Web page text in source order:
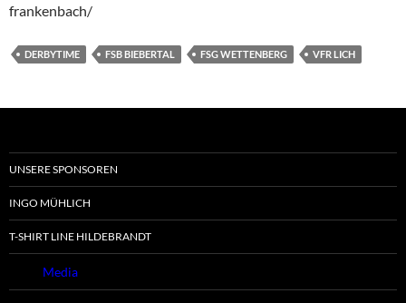
frankenbach/
DERBYTIME FSB BIEBERTAL FSG WETTENBERG VFR LICH
UNSERE SPONSOREN
INGO MÜHLICH
T-SHIRT LINE HILDEBRANDT
Media